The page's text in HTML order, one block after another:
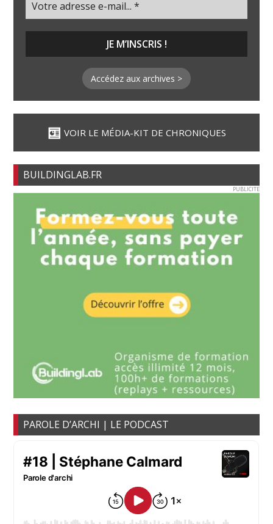
Accédez aux archives >
VOIR LE MÉDIA-KIT DE CHRONIQUES
BUILDINGLAB.FR
PUBLICITE
PAROLE D’ARCHI | LE PODCAST